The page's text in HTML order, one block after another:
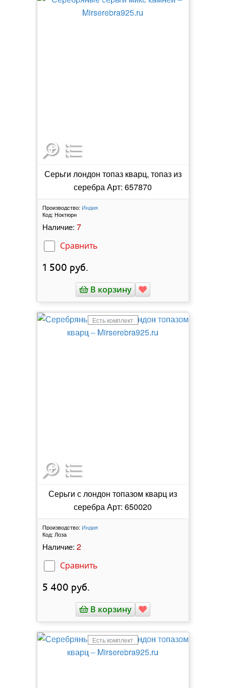
Серьги лондон топаз кварц, топаз из
серебра Арт: 657870
Производство: Индия
Код: Ноктюрн
Наличие: 7
Сравнить
1 500 руб.
В корзину
Есть комплект
Серьги с лондон топазом кварц из
серебра Арт: 650020
Производство: Индия
Код: Лоза
Наличие: 2
Сравнить
5 400 руб.
В корзину
Есть комплект